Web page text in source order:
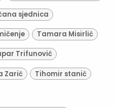
sjednica
Tamara Misirlić
Trifunović
Zarić Tihomir stanić